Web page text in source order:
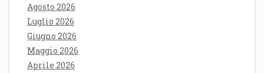
Agosto 2026
Luglio 2026
Giugno 2026
Maggio 2026
Aprile 2026